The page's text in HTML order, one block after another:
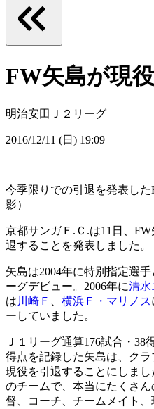
FW矢島が現
明治安田Ｊ２リーグ
2016/12/11 (日) 19:09
今季限りでの引退を発表した
影）
京都サンガＦ.Ｃ.は11日、
退することを発表しました。
矢島は2004年に特別指定選手
ーグデビュー。2006年に清水
は 川崎Ｆ 横浜Ｆ・マリノス
ーしていました。
Ｊ１リーグ通算176試合・38
得点を記録した矢島は、ク
現役を引退することにしま
のチームで、本当にたくさ
督、コーチ、チームメイト